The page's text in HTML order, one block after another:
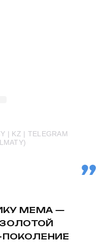
| KZ | TELEGRAM
МЕМА —